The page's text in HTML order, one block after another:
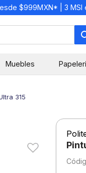
$999MXN* | 3 MSI
Muebles
315